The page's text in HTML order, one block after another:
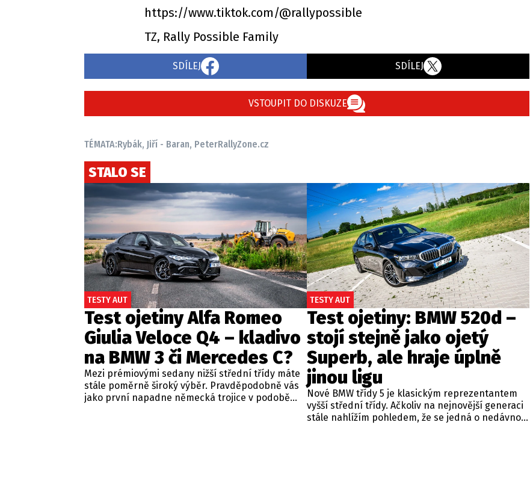
https://www.tiktok.com/@rallypossible
TZ, Rally Possible Family
SDÍLEJ SDÍLEJ
VSTOUPIT DO DISKUZE
TÉMATA:Rybák, Jiří - Baran, PeterRallyZone.cz
STALO SE
TESTY AUT
Test ojetiny Alfa Romeo
Giulia Veloce Q4 – kladivo
na BMW 3 či Mercedes C?
Mezi prémiovými sedany nižší střední třídy máte
stále poměrně široký výběr. Pravděpodobně vás
jako první napadne německá trojice v podobě
TESTY AUT
Test ojetiny: BMW 520d –
stojí stejně jako ojetý
Superb, ale hraje úplně
jinou ligu
Nové BMW třídy 5 je klasickým reprezentantem
vyšší střední třídy. Ačkoliv na nejnovější generaci
stále nahlížím pohledem, že se jedná o nedávno